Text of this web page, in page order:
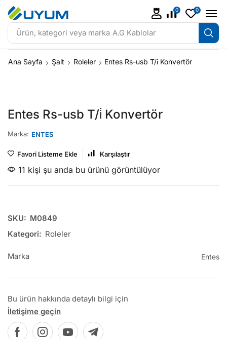
Ürün, kategori veya marka A.G Kablolar
0 0
Ana Sayfa Şalt Roleler Entes Rs-usb T/i̇ Konvertör
Entes Rs-usb T/i̇ Konvertör
Marka: ENTES
Favori Listeme Ekle Karşılaştır
11 kişi şu anda bu ürünü görüntülüyor
SKU: M0849
Kategori: Roleler
Marka Entes
Bu ürün hakkında detaylı bilgi için
İletişime geçin